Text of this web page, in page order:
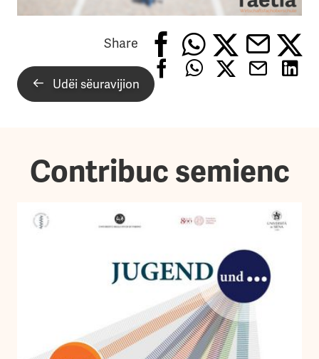
Share
Udëi sëuravijion
Contribuc semienc